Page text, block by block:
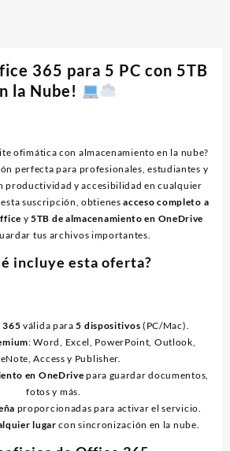
365 para 5 PC con 5TB
la Nube!
ofimática con almacenamiento en la nube?
perfecta para profesionales, estudiantes y
productividad y accesibilidad en cualquier
suscripción, obtienesacceso completo a
y5TB de almacenamiento en OneDrive
tus archivos importantes.
incluye esta oferta?
365válida para5 dispositivos (PC/Mac).
: Word, Excel, PowerPoint, Outlook,
Access y Publisher.
en OneDrive para guardar documentos,
fotos y más.
proporcionadas para activar el servicio.
lugar con sincronización en la nube.